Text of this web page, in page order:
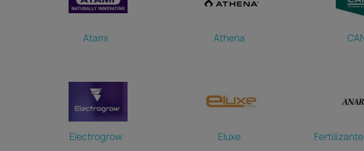
Atami Athena
Electrogrow Eluxe